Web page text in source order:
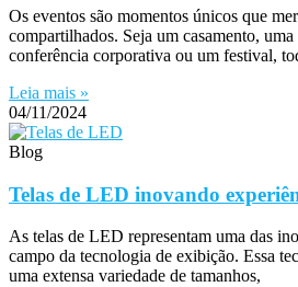
Os eventos são momentos únicos que
compartilhados. Seja um casamento,
conferência corporativa ou um festival,
Leia mais »
04/11/2024
Blog
Telas de LED inovando
As telas de LED representam uma das
campo da tecnologia de exibição. Essa
uma extensa variedade de tamanhos,